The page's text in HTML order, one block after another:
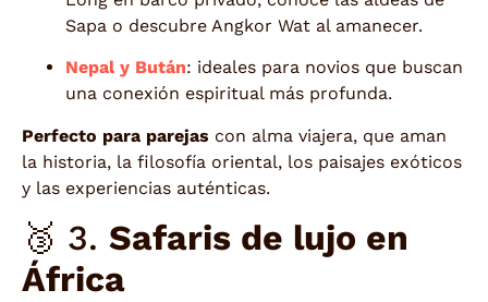
Sapa o descubre Angkor Wat al amanecer.
Nepal y Bután: ideales para novios que buscan
una conexión espiritual más profunda.
Perfecto para parejas con alma viajera, que aman
la historia, la filosofía oriental, los paisajes exóticos
y las experiencias auténticas.
🥉 3. Safaris de lujo en
África